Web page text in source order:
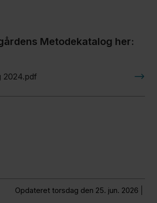
Metodekatalog her:
2024.pdf
Opdateret torsdag den 25. jun. 2026